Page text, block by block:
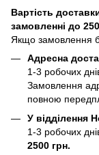
Вартість
замовленні до
Якщо замовлення
Адресна
1-3 робочих
Замовлення
повною
У відділення
1-3 робочих
2500 грн.